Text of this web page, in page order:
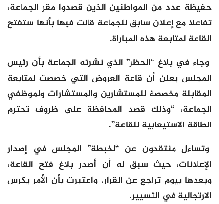
حفيظة عدد من المواطنين الذين قصدوا مقر الجماعة،
تفاعلا مع إعلان سابق للجماعة قالت فيها بأنها ستفتح
القاعة لمتابعة هذه المباراة.
وجاء في بلاغ “الحظر” الذي نشرته الجماعة بأن رئيس
المجلس يعلن أن قاعة العروض التي خصصت لمتابعة
المقابلة مخصصة للمستشارين والمستشارات ولموظفي
الجماعة، “وذلك قصد المحافظة على ظروف تحترم
الطاقة الاستيعابية للقاعة”.
وتساءل منتقدون عن “لخبطة” المجلس في إصدار
الإعلانات، حيث سبق له أن أصدر بلاغ فتح القاعة،
وبعدها بيوم تراجع عن القرار. واعتبرت بأن الأمر يكرس
الارتجالية في التسيير.